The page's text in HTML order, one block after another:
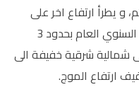
و يطرأ ارتفاع اخر على
درجات الحرارة لتصبح أعلى من معدلها السنوي العام بحدود 3
شمالية شرقية خفيفة الى
ارتفاع الموج.